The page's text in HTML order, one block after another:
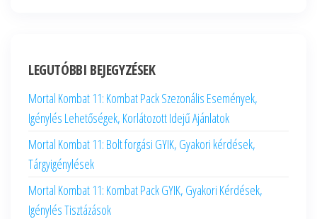
LEGUTÓBBI BEJEGYZÉSEK
Mortal Kombat 11: Kombat Pack Szezonális Események,
Igénylés Lehetőségek, Korlátozott Idejű Ajánlatok
Mortal Kombat 11: Bolt forgási GYIK, Gyakori kérdések,
Tárgyigénylések
Mortal Kombat 11: Kombat Pack GYIK, Gyakori Kérdések,
Igénylés Tisztázások